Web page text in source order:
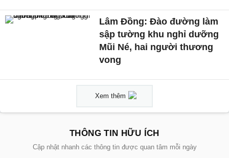
Lâm Đồng: Đào đường làm
sập tường khu nghỉ dưỡng
Mũi Né, hai người thương
vong
Xem thêm
THÔNG TIN HỮU ÍCH
Cập nhật nhanh các thông tin được quan tâm mỗi ngày